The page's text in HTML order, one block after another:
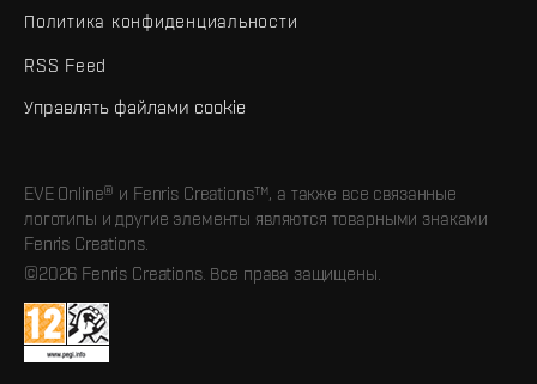
Политика конфиденциальности
RSS Feed
Управлять файлами cookie
EVE Online® и Fenris Creations™, а также все связанные
логотипы и другие элементы являются товарными знаками
Fenris Creations.
©2026 Fenris Creations. Все права защищены.